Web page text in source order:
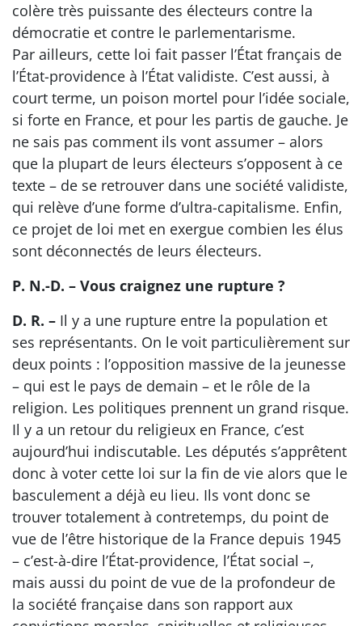
colère très puissante des électeurs contre la
démocratie et contre le parlementarisme.
Par ailleurs, cette loi fait passer l’État français de
l’État-providence à l’État validiste. C’est aussi, à
court terme, un poison mortel pour l’idée sociale,
si forte en France, et pour les partis de gauche. Je
ne sais pas comment ils vont assumer – alors
que la plupart de leurs électeurs s’opposent à ce
texte – de se retrouver dans une société validiste,
qui relève d’une forme d’ultra-capitalisme. Enfin,
ce projet de loi met en exergue combien les élus
sont déconnectés de leurs électeurs.
P. N.-D. – Vous craignez une rupture ?
D. R. – Il y a une rupture entre la population et
ses représentants. On le voit particulièrement sur
deux points : l’opposition massive de la jeunesse
– qui est le pays de demain – et le rôle de la
religion. Les politiques prennent un grand risque.
Il y a un retour du religieux en France, c’est
aujourd’hui indiscutable. Les députés s’apprêtent
donc à voter cette loi sur la fin de vie alors que le
basculement a déjà eu lieu. Ils vont donc se
trouver totalement à contretemps, du point de
vue de l’être historique de la France depuis 1945
– c’est-à-dire l’État-providence, l’État social –,
mais aussi du point de vue de la profondeur de
la société française dans son rapport aux